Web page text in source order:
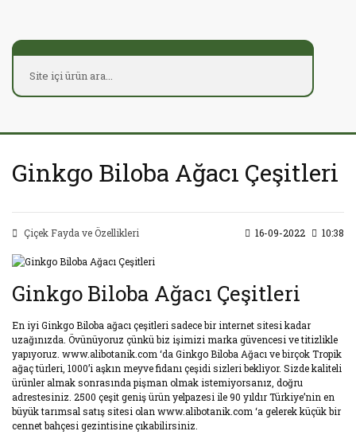
Ginkgo Biloba Ağacı Çeşitleri
Çiçek Fayda ve Özellikleri 16-09-2022 10:38
Ginkgo Biloba Ağacı Çeşitleri
En iyi Ginkgo Biloba ağacı çeşitleri sadece bir internet sitesi kadar
uzağınızda. Övünüyoruz çünkü biz işimizi marka güvencesi ve titizlikle
yapıyoruz. www.alibotanik.com ‘da Ginkgo Biloba Ağacı ve birçok Tropik
ağaç türleri, 1000’i aşkın meyve fidanı çeşidi sizleri bekliyor. Sizde kaliteli
ürünler almak sonrasında pişman olmak istemiyorsanız, doğru
adrestesiniz. 2500 çeşit geniş ürün yelpazesi ile 90 yıldır Türkiye’nin en
büyük tarımsal satış sitesi olan www.alibotanik.com ‘a gelerek küçük bir
cennet bahçesi gezintisine çıkabilirsiniz.